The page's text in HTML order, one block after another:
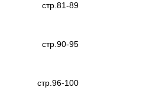
стр.81-89
стр.90-95
стр.96-100